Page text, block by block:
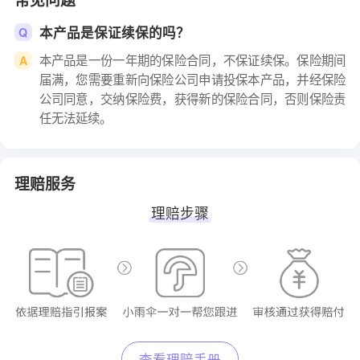
Q 本产品是保证续保的吗？
A
本产品是一份一年期的保险合同，不保证续保。保险期间
届满，您需要重新向保险公司申请投保本产品，并经保险
公司同意，交纳保险费，获得新的保险合同，否则保险责
任无法延续。
理赔服务
理赔步骤